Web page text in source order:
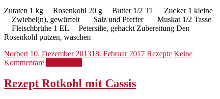
Zutaten 1 kg Rosenkohl 20 g Butter 1/2 TL Zucker 1 kleine
Zwiebel(n), gewürfelt Salz und Pfeffer Muskat 1/2 Tasse
Fleischbrühe 1 EL Petersilie, gehackt Zubereitung Den
Rosenkohl putzen, waschen
Norbert 10. Dezember 201318. Februar 2017 Rezepte Keine
Kommentare
Rezept Rotkohl mit Cassis